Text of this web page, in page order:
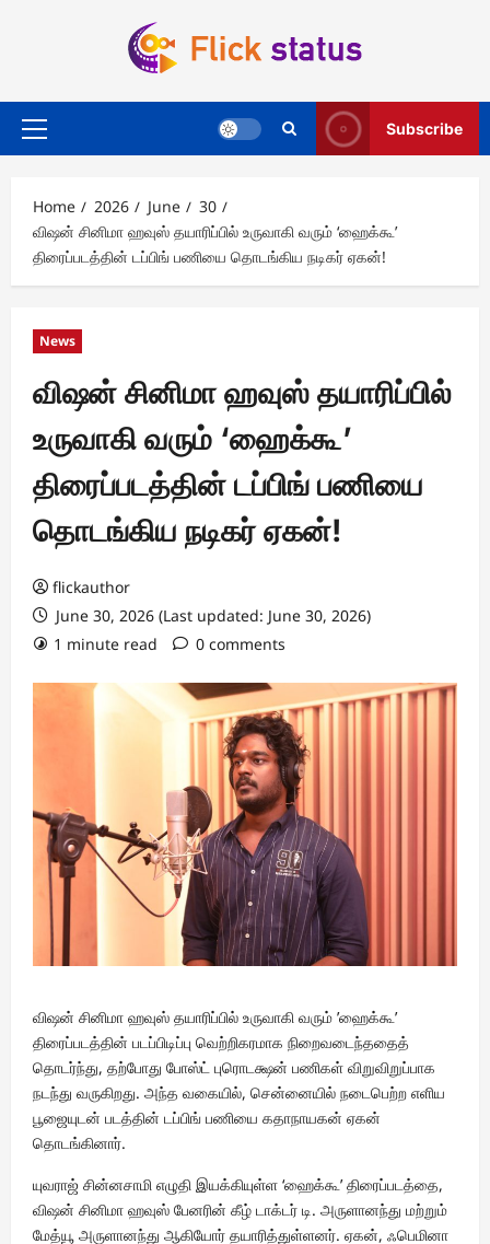
Primary
Subscribe
Home 2026 June
30
விஷன் சினிமா ஹவுஸ் தயாரிப்பில் உருவாகி வரும் ‘ஹைக்கூ’
திரைப்படத்தின் டப்பிங் பணியை தொடங்கிய நடிகர் ஏகன்!
News
விஷன் சினிமா ஹவுஸ் தயாரிப்பில்
உருவாகி வரும் ‘ஹைக்கூ’
திரைப்படத்தின் டப்பிங் பணியை
தொடங்கிய நடிகர் ஏகன்!
flickauthor
June 30, 2026 (Last updated: June 30, 2026)
1 minute read
0 comments
விஷன் சினிமா ஹவுஸ் தயாரிப்பில் உருவாகி வரும் ’ஹைக்கூ’
திரைப்படத்தின் படப்பிடிப்பு வெற்றிகரமாக நிறைவடைந்ததைத்
தொடர்ந்து, தற்போது போஸ்ட் புரொடக்ஷன் பணிகள் விறுவிறுப்பாக
நடந்து வருகிறது. அந்த வகையில், சென்னையில் நடைபெற்ற எளிய
பூஜையுடன் படத்தின் டப்பிங் பணியை கதாநாயகன் ஏகன்
தொடங்கினார்.
யுவராஜ் சின்னசாமி எழுதி இயக்கியுள்ள ‘ஹைக்கூ’ திரைப்படத்தை,
விஷன் சினிமா ஹவுஸ் பேனரின் கீழ் டாக்டர் டி. அருளானந்து மற்றும்
மேத்யூ அருளானந்து ஆகியோர் தயாரித்துள்ளனர். ஏகன், ஃபெமினா